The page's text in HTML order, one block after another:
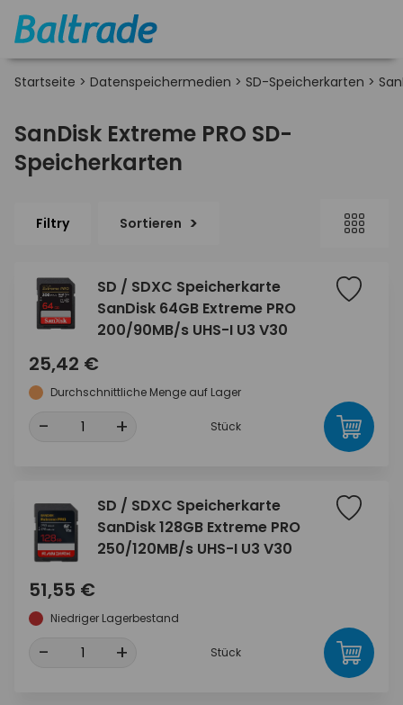
Startseite > Datenspeichermedien > SD-Speicherkarten >
SanDisk Extreme PRO SD-
Speicherkarten
Filtry Sortieren
SD / SDXC Speicherkarte
SanDisk 64GB Extreme PRO
200/90MB/s UHS-I U3 V30
25,42 €
Durchschnittliche Menge auf Lager
- + Stück
SD / SDXC Speicherkarte
SanDisk 128GB Extreme PRO
250/120MB/s UHS-I U3 V30
51,55 €
Niedriger Lagerbestand
- + Stück